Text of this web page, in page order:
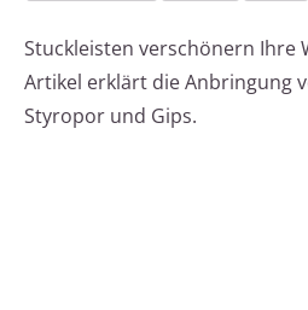
Stuckleisten verschönern Ihre
Artikel erklärt die Anbringung
Styropor und Gips.